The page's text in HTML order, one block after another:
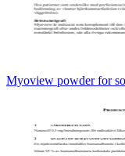
Myoview powder for